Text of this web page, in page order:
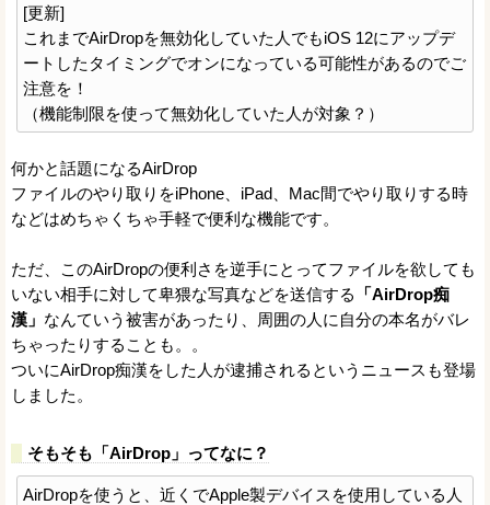
[更新]
これまでAirDropを無効化していた人でもiOS 12にアップデ
ートしたタイミングでオンになっている可能性があるのでご
注意を！
（機能制限を使って無効化していた人が対象？）
何かと話題になるAirDrop
ファイルのやり取りをiPhone、iPad、Mac間でやり取りする時
などはめちゃくちゃ手軽で便利な機能です。
ただ、このAirDropの便利さを逆手にとってファイルを欲しても
いない相手に対して卑猥な写真などを送信する
「AirDrop痴
漢」 なんていう被害があったり、周囲の人に自分の本名がバレ
ちゃったりすることも。。
ついにAirDrop痴漢をした人が逮捕されるというニュースも登場
しました。
そもそも「AirDrop」ってなに？
AirDropを使うと、近くでApple製デバイスを使用している人